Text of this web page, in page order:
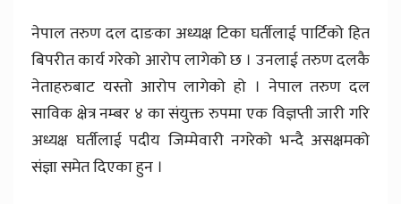
नेपाल तरुण दल दाङका अध्यक्ष टिका घर्तीलाई पार्टिको हित
बिपरीत कार्य गरेको आरोप लागेको छ । उनलाई तरुण दलकै
नेताहरुबाट यस्तो आरोप लागेको हो । नेपाल तरुण दल
साविक क्षेत्र नम्बर ४ का संयुक्त रुपमा एक विज्ञप्ती जारी गरि
अध्यक्ष घर्तीलाई पदीय जिम्मेवारी नगरेको भन्दै असक्षमको
संज्ञा समेत दिएका हुन ।